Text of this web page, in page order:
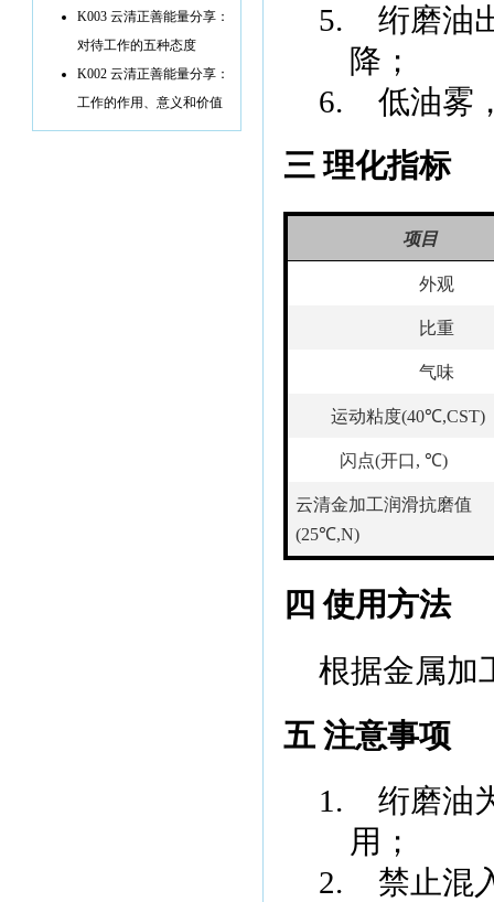
K003 云清正善能量分享：
对待工作的五种态度
K002 云清正善能量分享：
工作的作用、意义和价值
5.
绗磨油
降；
6.
低油雾
三 理化指标
项目
外观
比重
气味
运动粘度(40℃,CST)
闪点(开口, ℃)
云清金加工润滑抗磨值
(25℃,N)
四 使用方法
根据金属加
五 注意事项
1.
绗磨油
用；
2.
禁止混